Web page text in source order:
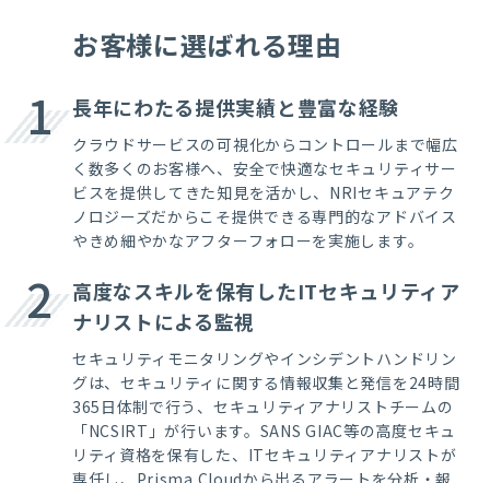
お客様に選ばれる理由
1 長年にわたる提供実績と豊富な経験
クラウドサービスの可視化からコントロールまで幅広
く数多くのお客様へ、安全で快適なセキュリティサー
ビスを提供してきた知見を活かし、 NRIセキュアテク
ノロジーズだからこそ提供できる専門的なアドバイス
やきめ細やかなアフターフォローを実施します。
2
高度なスキルを保有したITセキュリティア
ナリストによる監視
セキュリティモニタリングやインシデントハンドリン
グは、セキュリティに関する情報収集と発信を24時間
365 日体制で行う、セキュリティアナリストチームの
「NCSIRT 」が行います。 SANS GIAC等の高度セキュ
リティ資格を保有した、 ITセキュリティアナリストが